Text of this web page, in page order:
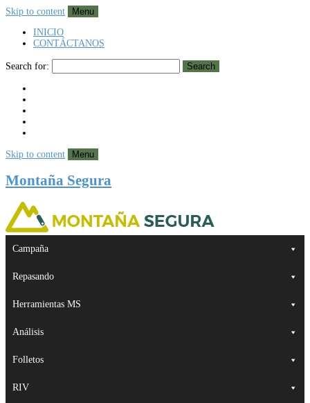
Skip to content
Menu
INICIO
CONTÁCTANOS
Search for: Search
Skip to content Menu
Montaña Segura
Campaña
Repasando
Herramientas MS
Análisis
Folletos
RIV